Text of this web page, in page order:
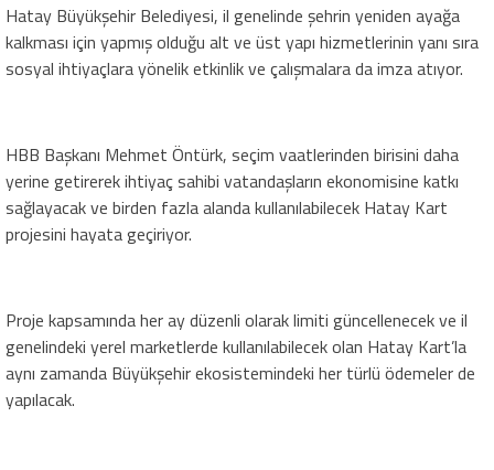
Hatay Büyükşehir Belediyesi, il genelinde şehrin yeniden ayağa
kalkması için yapmış olduğu alt ve üst yapı hizmetlerinin yanı sıra
sosyal ihtiyaçlara yönelik etkinlik ve çalışmalara da imza atıyor.
HBB Başkanı Mehmet Öntürk, seçim vaatlerinden birisini daha
yerine getirerek ihtiyaç sahibi vatandaşların ekonomisine katkı
sağlayacak ve birden fazla alanda kullanılabilecek Hatay Kart
projesini hayata geçiriyor.
Proje kapsamında her ay düzenli olarak limiti güncellenecek ve il
genelindeki yerel marketlerde kullanılabilecek olan Hatay Kart’la
aynı zamanda Büyükşehir ekosistemindeki her türlü ödemeler de
yapılacak.